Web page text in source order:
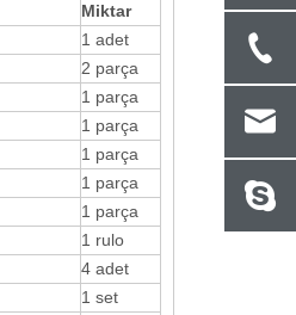
Miktar
1 adet
2 parça
1 parça
1 parça
1 parça
1 parça
1 parça
1 rulo
4 adet
1 set